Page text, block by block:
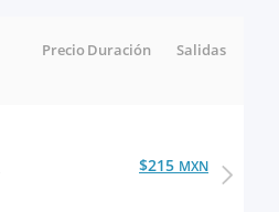
Salidas
Duración
Precio
$215 MXN